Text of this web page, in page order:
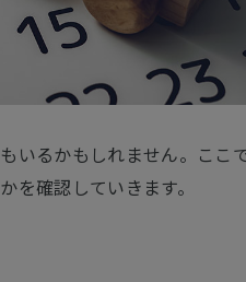
いるかもしれません。ここ
を確認していきます。